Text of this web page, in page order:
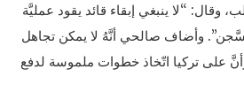
وقال: “لا ينبغي إبقاء قائد يقود عمليَّة
وأضاف صالحي أنَّهُ لا يمكن تجاهل
وأنَّ على تركيا اتّخاذ خطوات ملموسة لدفع